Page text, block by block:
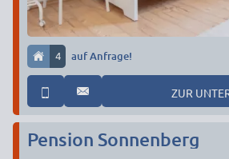
4 auf Anfrage!
ZUR
Pension Sonnenberg